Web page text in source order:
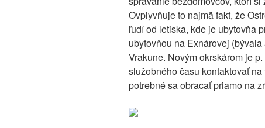
Ovplyvňuje to najmä fakt, že
ľudí od letiska, kde je ubytovňa
ubytovňou na Exnárovej
Vrakune. Novým okrskárom je
služobného času kontaktovať
potrebné sa obracať priamo na